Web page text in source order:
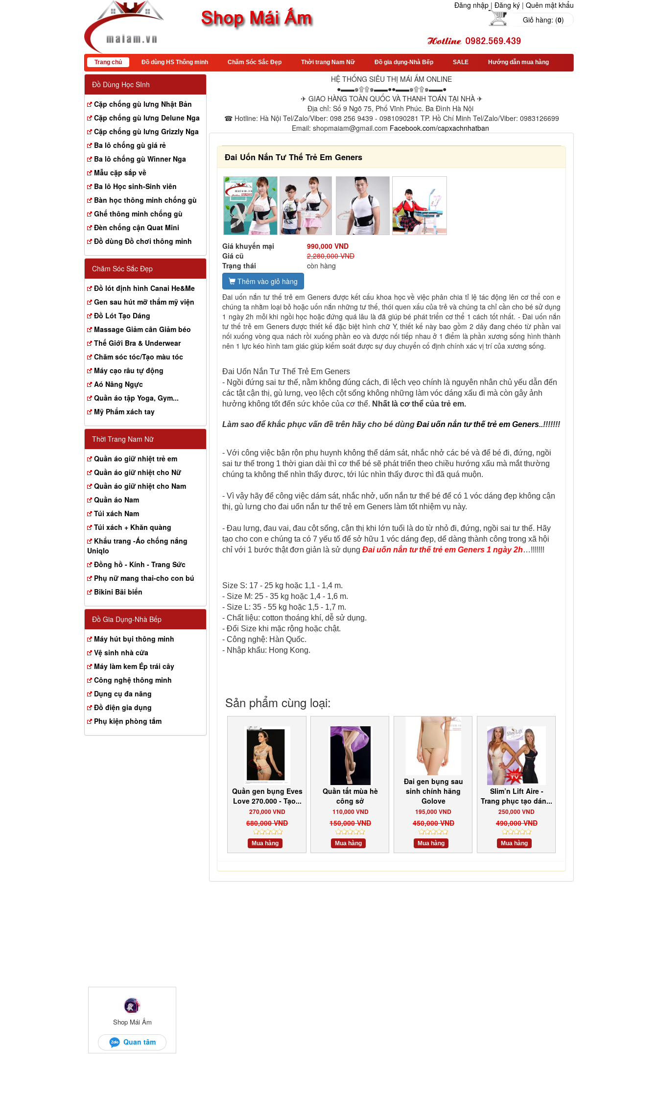
Đăng nhập | Đăng ký | Quên mật khẩu
Giỏ hàng: (0)
Trang chủ Đồ dùng HS Thông minh Chăm Sóc Sắc Đẹp Thời trang Nam Nữ Đồ gia dụng-Nhà Bếp SALE Hướng dẫn mua hàng
Đồ Dùng Học SInh
Cặp chống gù lưng Nhật Bản
Cặp chống gù lưng Delune Nga
Cặp chống gù lưng Grizzly Nga
Ba lô chống gù giá rẻ
Ba lô chống gù Winner Nga
Mẫu cặp sắp về
Ba lô Học sinh-Sinh viên
Bàn học thông minh chống gù
Ghế thông minh chống gù
Đèn chống cận Quat Mini
Đồ dùng Đồ chơi thông minh
Chăm Sóc Sắc Đẹp
Đồ lót định hình Canai He&Me
Gen sau hút mỡ thẩm mỹ viện
Đồ Lót Tạo Dáng
Massage Giảm cân Giảm béo
Thế Giới Bra & Underwear
Chăm sóc tóc/Tạo màu tóc
Máy cạo râu tự động
Aó Nâng Ngực
Quần áo tập Yoga, Gym...
Mỹ Phẩm xách tay
Thời Trang Nam Nữ
Quần áo giữ nhiệt trẻ em
Quần áo giữ nhiệt cho Nữ
Quần áo giữ nhiệt cho Nam
Quần áo Nam
Túi xách Nam
Túi xách + Khăn quàng
Khẩu trang -Áo chống nắng
Uniqlo
Đồng hồ - Kính - Trang Sức
Phụ nữ mang thai-cho con bú
Bikini Bãi biển
Đồ Gia Dụng-Nhà Bếp
Máy hút bụi thông minh
Vệ sinh nhà cửa
Máy làm kem Ép trái cây
Công nghệ thông minh
Dụng cụ đa năng
Đồ điện gia dụng
Phụ kiện phòng tắm
HỆ THỐNG SIÊU THỊ MÁI ẤM ONLINE
●▬▬๑۩۩๑▬▬●●▬▬๑۩۩๑▬▬●
✈ GIAO HÀNG TOÀN QUỐC VÀ THANH TOÁN TẠI NHÀ ✈
Địa chỉ: Số 9 Ngõ 75, Phố Vĩnh Phúc. Ba Đình Hà Nội
☎ Hotline: Hà Nội Tel/Zalo/Viber: 098 256 9439 - 0981090281 TP. Hồ Chí Minh Tel/Zalo/Viber: 0983126699
Email: shopmaiam@gmail.com Facebook.com/capxachnhatban
Đai Uốn Nắn Tư Thế Trẻ Em Geners
Giá khuyến mại
990,000 VND
Giá cũ
2,280,000 VND
Trạng thái
còn hàng
Thêm vào giỏ hàng
Đai uốn nắn tư thế trẻ em Geners được kết cấu khoa học về việc phân chia tỉ lệ tác động lên cơ thể con e
chúng ta nhằm loại bỏ hoặc uốn nắn những tư thế, thói quen xấu của trẻ và chúng ta chỉ cần cho bé sử dụng
1 ngày 2h mỗi khi ngồi học hoặc đứng quá lâu là đã giúp bé phát triển cơ thể 1 cách tốt nhất. - Đai uốn nắn
tư thế trẻ em Geners được thiết kế đặc biệt hình chữ Y, thiết kế này bao gồm 2 dây đang chéo từ phần vai
nối xuống vòng qua nách rồi xuống phần eo và được nối tiếp nhau ở 1 điểm là phần xương sống hình thành
nên 1 lực kéo hình tam giác giúp kiểm soát được sự duy chuyển cố định chính xác vị trí của xương sống.
Đai Uốn Nắn Tư Thế Trẻ Em Geners
- Ngồi đứng sai tư thế, nằm không đúng cách, đi lệch vẹo chính là nguyên nhân chủ yếu dẫn đến
các tật cận thị, gù lưng, vẹo lệch cột sống không những làm vóc dáng xấu đi mà còn gây ảnh
hưởng không tốt đến sức khỏe của cơ thể. Nhất là cơ thể của trẻ em.
Làm sao để khắc phục vấn đề trên hãy cho bé dùng Đai uốn nắn tư thế trẻ em Geners..!!!!!!!
- Với công việc bận rộn phụ huynh không thể dám sát, nhắc nhở các bé và để bé đi, đứng, ngồi
sai tư thế trong 1 thời gian dài thì cơ thể bé sẽ phát triển theo chiều hướng xấu mà mắt thường
chúng ta không thể nhìn thấy được, tới lúc nhìn thấy được thì đã quá muộn.
- Vì vậy hãy để công việc dám sát, nhắc nhở, uốn nắn tư thế bé để có 1 vóc dáng đẹp không cận
thị, gù lưng cho đai uốn nắn tư thế trẻ em Geners làm tốt nhiệm vụ này.
- Đau lưng, đau vai, đau cột sống, cận thị khi lớn tuổi là do từ nhỏ đi, đứng, ngồi sai tư thế. Hãy
tạo cho con e chúng ta có 7 yếu tố để sở hữu 1 vóc dáng đẹp, dể dàng thành công trong xã hội
chỉ với 1 bước thật đơn giản là sử dụng Đai uốn nắn tư thế trẻ em Geners 1 ngày 2h…!!!!!!!
Size S: 17 - 25 kg hoặc 1,1 - 1,4 m.
- Size M: 25 - 35 kg hoặc 1,4 - 1,6 m.
- Size L: 35 - 55 kg hoặc 1,5 - 1,7 m.
- Chất liệu: cotton thoáng khí, dễ sử dụng.
- Đổi Size khi mặc rộng hoặc chật.
- Công nghệ: Hàn Quốc.
- Nhập khẩu: Hong Kong.
Sản phẩm cùng loại:
Quần gen bụng Eves
Love 270.000 - Tạo...
270,000 VND
680,000 VND
Mua hàng
Quần tất mùa hè
công sở
110,000 VND
150,000 VND
Mua hàng
Đai gen bụng sau
sinh chính hãng
Golove
195,000 VND
450,000 VND
Mua hàng
Slim’n Lift Aire -
Trang phục tạo dán...
250,000 VND
490,000 VND
Mua hàng